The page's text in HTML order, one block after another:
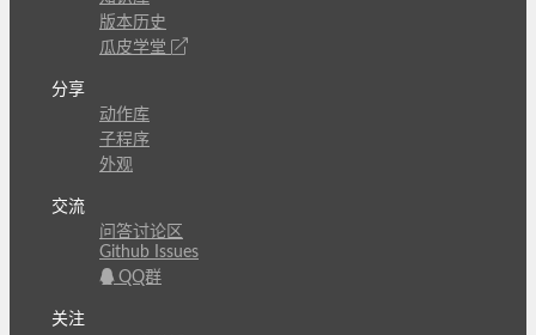
版本历史
瓜皮学堂
分享
动作库
子程序
外观
交流
问答讨论区
Github Issues
QQ群
关注